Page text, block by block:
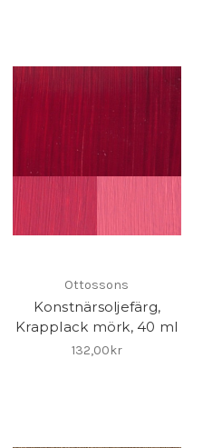
Ottossons
Konstnärsoljefärg,
Krapplack mörk, 40 ml
132,00kr